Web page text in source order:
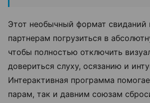
Этот необычный формат свиданий
партнерам погрузиться в
чтобы полностью отключить
довериться слуху, осязанию и
Интерактивная программа
парам, так и давним союзам